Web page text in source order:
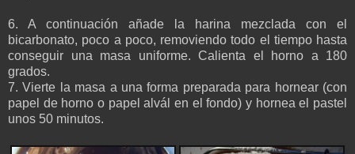
6. A continuación añade la harina mezclada con el
bicarbonato, poco a poco, removiendo todo el tiempo hasta
conseguir una masa uniforme. Calienta el horno a 180
grados.
7. Vierte la masa a una forma preparada para hornear (con
papel de horno o papel alvál en el fondo) y hornea el pastel
unos 50 minutos.